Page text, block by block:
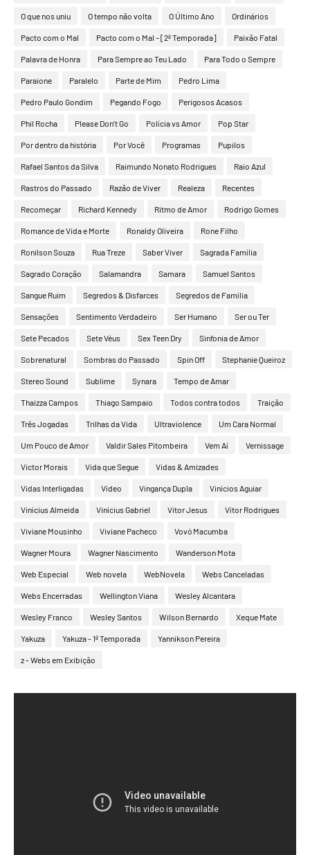
O que nos uniu O tempo não volta O Último Ano Ordinários
Pacto com o Mal Pacto com o Mal – [2ª Temporada] Paixão Fatal
Palavra de Honra Para Sempre ao Teu Lado Para Todo o Sempre
Paraione Paralelo Parte de Mim Pedro Lima
Pedro Paulo Gondim Pegando Fogo Perigosos Acasos
Phil Rocha Please Don’t Go Polícia vs Amor Pop Star
Por dentro da história Por Você Programas Pupilos
Rafael Santos da Silva Raimundo Nonato Rodrigues Raio Azul
Rastros do Passado Razão de Viver Realeza Recentes
Recomeçar Richard Kennedy Ritmo de Amor Rodrigo Gomes
Romance de Vida e Morte Ronaldy Oliveira Rone Filho
Ronilson Souza Rua Treze Saber Viver Sagrada Família
Sagrado Coração Salamandra Samara Samuel Santos
Sangue Ruim Segredos & Disfarces Segredos de Família
Sensações Sentimento Verdadeiro Ser Humano Ser ou Ter
Sete Pecados Sete Véus Sex Teen Dry Sinfonia de Amor
Sobrenatural Sombras do Passado Spin Off Stephanie Queiroz
Stereo Sound Sublime Synara Tempo de Amar
Thaizza Campos Thiago Sampaio Todos contra todos Traição
Três Jogadas Trilhas da Vida Ultraviolence Um Cara Normal
Um Pouco de Amor Valdir Sales Pitombeira Vem Aí Vernissage
Victor Morais Vida que Segue Vidas & Amizades
Vidas Interligadas Vídeo Vingança Dupla Vinícios Aguiar
Vinícius Almeida Vinícius Gabriel Vitor Jesus Vítor Rodrigues
Viviane Mousinho Viviane Pacheco Vovó Macumba
Wagner Moura Wagner Nascimento Wanderson Mota
Web Especial Web novela WebNovela Webs Canceladas
Webs Encerradas Wellington Viana Wesley Alcantara
Wesley Franco Wesley Santos Wilson Bernardo Xeque Mate
Yakuza Yakuza - 1ª Temporada Yannikson Pereira
z - Webs em Exibição